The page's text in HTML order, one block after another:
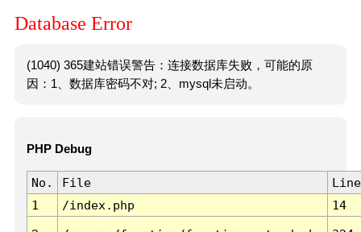
Database Error
(1040) 365建站错误警告：连接数据库失败，可能的原
因：1、数据库密码不对; 2、mysql未启动。
PHP Debug
No. File
Line
1
/index.php 14